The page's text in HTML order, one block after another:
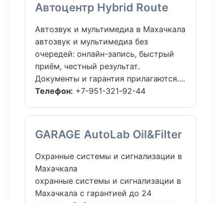
Автоцентр Hybrid Route
Автозвук и мультимедиа в Махачкала
автозвук и мультимедиа без
очередей: онлайн-запись, быстрый
приём, честный результат.
Документы и гарантия прилагаются....
Телефон: +7-951-321-92-44
GARAGE AutoLab Oil&Filter
Охранные системы и сигнализации в
Махачкала
охранные системы и сигнализации в
Махачкала с гарантией до 24